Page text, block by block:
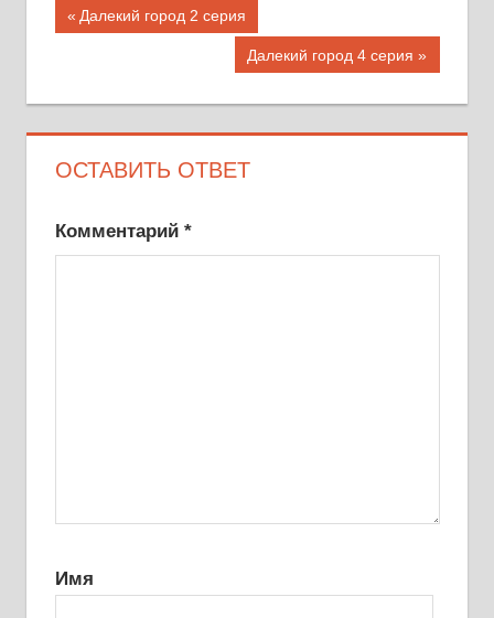
Навигация
записям
Предыдущая
Далекий город 2 серия
Следующая
Далекий город 4 серия
ОСТАВИТЬ ОТВЕТ
Комментарий *
Имя